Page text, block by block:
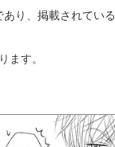
り、掲載されてい
ます。
22
28 29 30